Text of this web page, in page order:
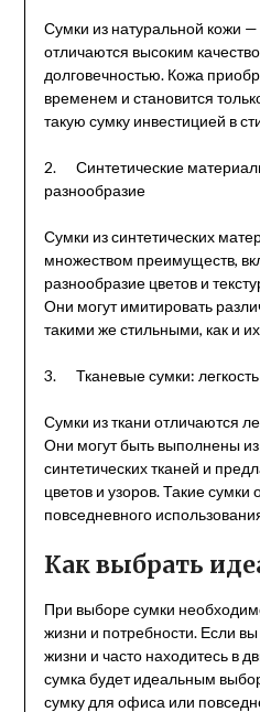
Сумки из натуральной кожи
отличаются высоким
долговечностью. Кожа
временем и становится
такую сумку инвестицией в
2. Синтетические
разнообразие
Сумки из синтетических
множеством преимуществ,
разнообразие цветов и
Они могут имитировать
такими же стильными, как и
3. Тканевые сумки: легкость
Сумки из ткани отличаются
Они могут быть выполнены
синтетических тканей и
цветов и узоров. Такие сумки
повседневного
Как выбрать
При выборе сумки
жизни и потребности. Если
жизни и часто находитесь в
сумка будет идеальным
сумку для офиса или